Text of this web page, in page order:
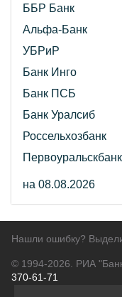
ББР Банк
Альфа-Банк
УБРиР
Банк Инго
Банк ПСБ
Банк Уралсиб
Россельхозбанк
Первоуральскбанк
на 08.08.2026
Нашли ошибку?
© 1994-2026. РИА
370-61-71